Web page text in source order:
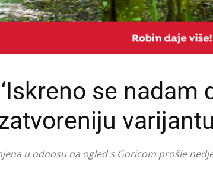
se nadam
u odnosu na ogled s Goricom prošle